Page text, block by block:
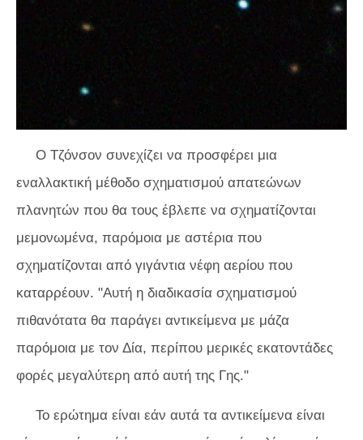
Ο Τζόνσον συνεχίζει να προσφέρει μια
εναλλακτική μέθοδο σχηματισμού απατεώνων
πλανητών που θα τους έβλεπε να σχηματίζονται
μεμονωμένα, παρόμοια με αστέρια που
σχηματίζονται από γιγάντια νέφη αερίου που
καταρρέουν. "Αυτή η διαδικασία σχηματισμού
πιθανότατα θα παράγει αντικείμενα με μάζα
παρόμοια με τον Δία, περίπου μερικές εκατοντάδες
φορές μεγαλύτερη από αυτή της Γης."
Το ερώτημα είναι εάν αυτά τα αντικείμενα είναι